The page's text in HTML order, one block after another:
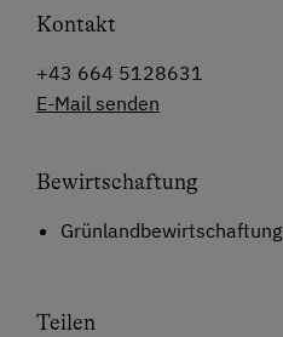
Kontakt
+43 664 5128631
E-Mail senden
Bewirtschaftung
Grünlandbewirtschaftung
Teilen